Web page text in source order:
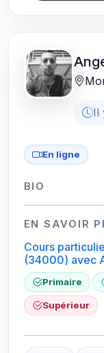
Il
En ligne
BIO
EN SAVOIR
Cours
(34000) avec
Primaire
Supérieur